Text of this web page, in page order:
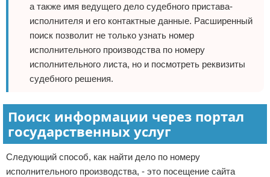
а также имя ведущего дело судебного пристава-
исполнителя и его контактные данные. Расширенный
поиск позволит не только узнать номер
исполнительного производства по номеру
исполнительного листа, но и посмотреть реквизиты
судебного решения.
Поиск информации через портал
государственных услуг
Следующий способ, как найти дело по номеру
исполнительного производства, - это посещение сайта